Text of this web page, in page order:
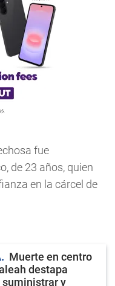
fue
de 23 años, quien
en la cárcel de
Muerte en centro
destapa
y